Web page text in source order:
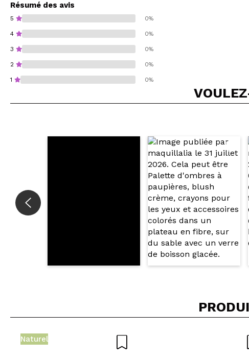
Résumé des avis
5 0%
4 0%
3 0%
2 0%
1 0%
Recommandez-vous cet
Naturel